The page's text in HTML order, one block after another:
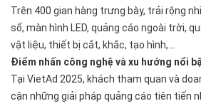
Trên 400 gian hàng trưng bày, trải rộng
số, màn hình LED, quảng cáo ngoài trời,
vật liệu, thiết bị cắt, khắc, tạo hình,...
Điểm nhấn công nghệ và xu hướng nổi
Tại VietAd 2025, khách tham quan và
cận những giải pháp quảng cáo tiên tiến